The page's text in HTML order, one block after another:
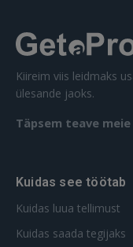
Kiireim viis leidmaks
ülesande jaoks.
Täpsem teave
Kuidas see töötab
Kuidas luua tellimust
Kuidas saada tegijaks